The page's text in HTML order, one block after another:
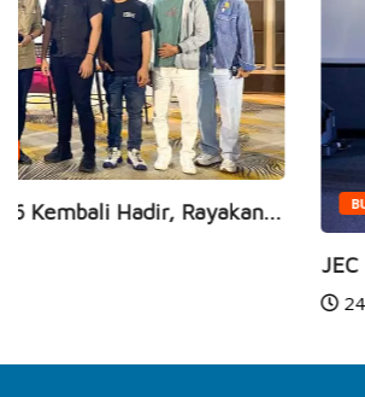
BUSINESS HEALTH
JEC Eye Hospitals & Clinics Raih